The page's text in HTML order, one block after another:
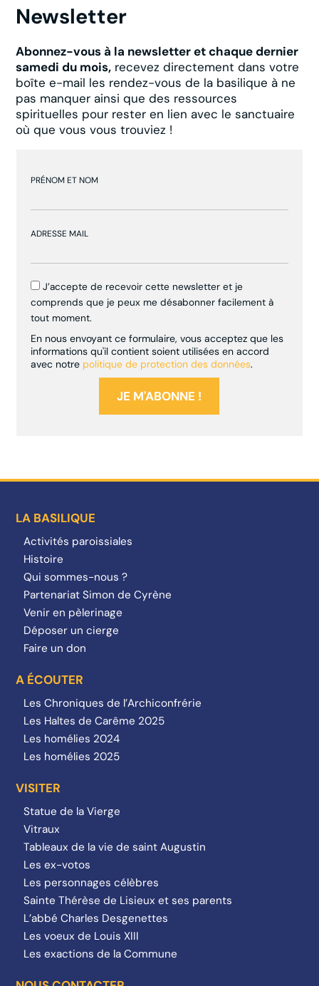
Newsletter
Abonnez-vous à la newsletter et chaque dernier
samedi du mois, recevez directement dans votre
boîte e-mail les rendez-vous de la basilique à ne
pas manquer ainsi que des ressources
spirituelles pour rester en lien avec le sanctuaire
où que vous vous trouviez !
PRÉNOM ET NOM
ADRESSE MAIL
J’accepte de recevoir cette newsletter et je
comprends que je peux me désabonner facilement à
tout moment.
En nous envoyant ce formulaire, vous acceptez que les
informations qu'il contient soient utilisées en accord
avec notre politique de protection des données.
LA BASILIQUE
Activités paroissiales
Histoire
Qui sommes-nous ?
Partenariat Simon de Cyrène
Venir en pèlerinage
Déposer un cierge
Faire un don
A ÉCOUTER
Les Chroniques de l’Archiconfrérie
Les Haltes de Carême 2025
Les homélies 2024
Les homélies 2025
VISITER
Statue de la Vierge
Vitraux
Tableaux de la vie de saint Augustin
Les ex-votos
Les personnages célèbres
Sainte Thérèse de Lisieux et ses parents
L’abbé Charles Desgenettes
Les voeux de Louis XIII
Les exactions de la Commune